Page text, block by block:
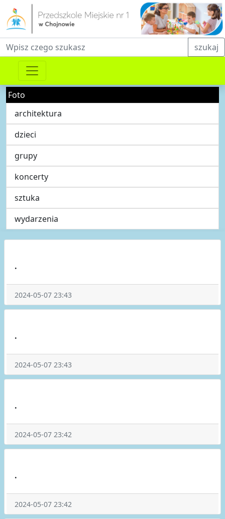
Fraza do wyszukiwania szukaj
Foto
architektura
dzieci
grupy
koncerty
sztuka
wydarzenia
.
2024-05-07 23:43
.
2024-05-07 23:43
.
2024-05-07 23:42
.
2024-05-07 23:42